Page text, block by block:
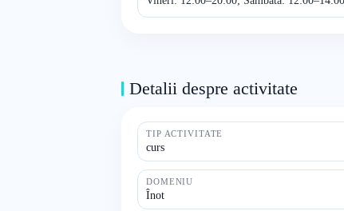
Detalii despre activitate
TIP ACTIVITATE
curs
DOMENIU
Înot